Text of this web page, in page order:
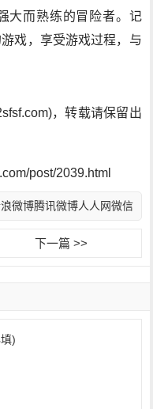
大而熟练的冒险者。记
戏，享受游戏过程，与
，转载请保留出
post/2039.html
微博腾讯微博人人网微信
下一篇 >>
)